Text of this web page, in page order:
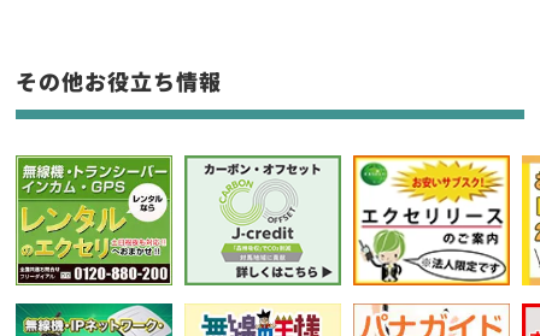
フリーワード入力(製品名等)
選択条件をリセット
その他お役立ち情報